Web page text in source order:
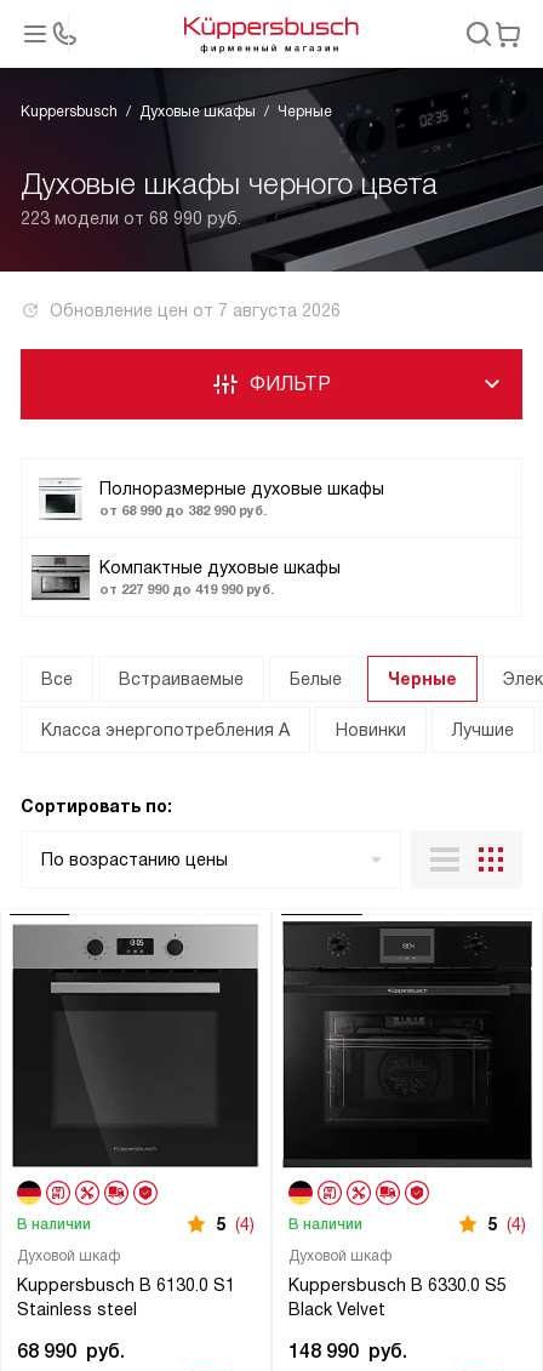
Kuppersbusch Духовые шкафы Черные
Духовые шкафы черного цвета
223 модели от 68 990 руб.
Обновление цен от 7 августа 2026
Полноразмерные духовые шкафы
от 68 990 до 382 990 руб.
Компактные духовые шкафы
от 227 990 до 419 990 руб.
ФИЛЬТР
Все Встраиваемые Белые Черные
Класса энергопотребления А Новинки Лучшие
Сортировать по:
По возрастанию цены
Духовой шкаф
Kuppersbusch B 6130.0 S1
Stainless steel
В наличии 5 (4)
68 990 руб.
Духовой шкаф
Kuppersbusch B 6330.0 S5
Black Velvet
В наличии 5 (4)
148 990 руб.